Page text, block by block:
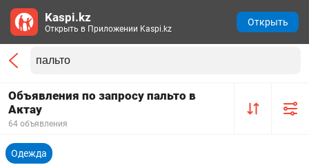
Объявления по запросу пальто в
Актау
64 объявления
Одежда
Kaspi.kz
Открыть в Приложении Kaspi.kz
Открыть